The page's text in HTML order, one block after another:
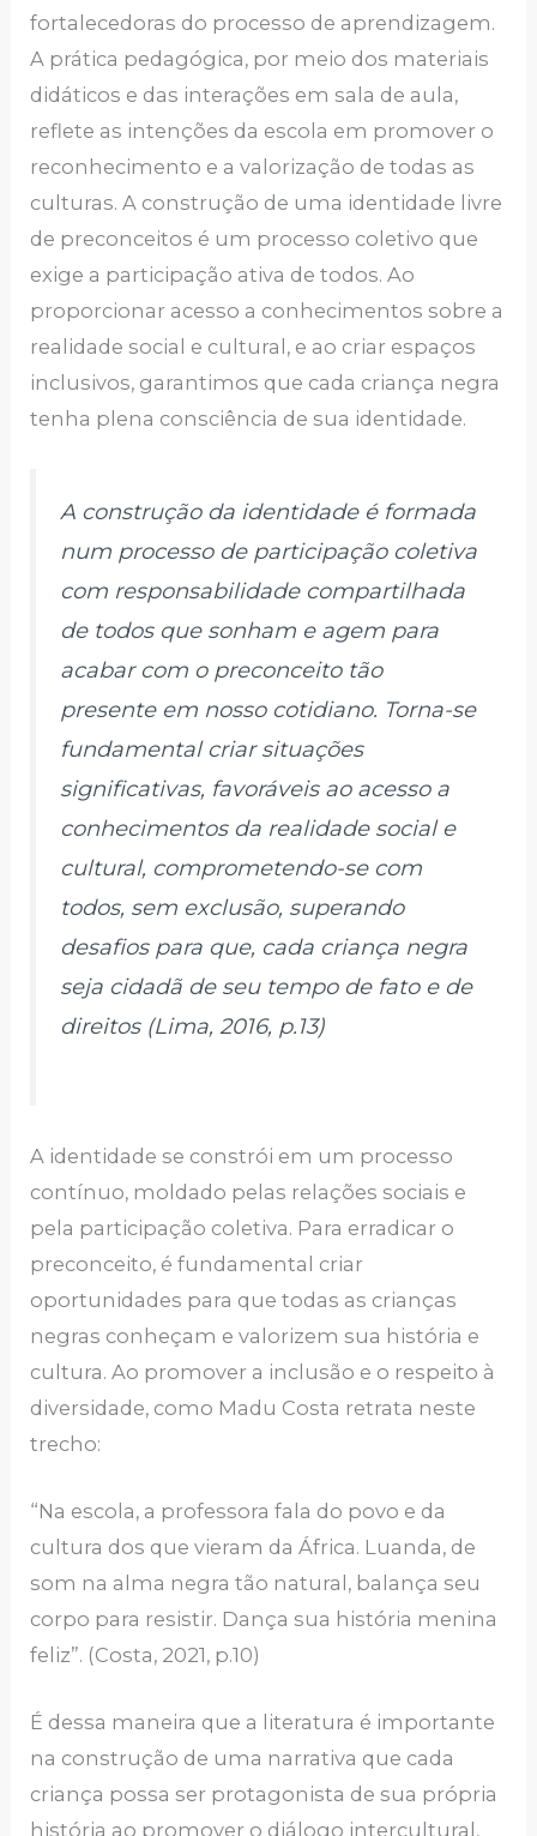
fortalecedoras do processo de aprendizagem.
A prática pedagógica, por meio dos materiais
didáticos e das interações em sala de aula,
reflete as intenções da escola em promover o
reconhecimento e a valorização de todas as
culturas. A construção de uma identidade livre
de preconceitos é um processo coletivo que
exige a participação ativa de todos. Ao
proporcionar acesso a conhecimentos sobre a
realidade social e cultural, e ao criar espaços
inclusivos, garantimos que cada criança negra
tenha plena consciência de sua identidade.
A construção da identidade é formada
num processo de participação coletiva
com responsabilidade compartilhada
de todos que sonham e agem para
acabar com o preconceito tão
presente em nosso cotidiano. Torna-se
fundamental criar situações
significativas, favoráveis ao acesso a
conhecimentos da realidade social e
cultural, comprometendo-se com
todos, sem exclusão, superando
desafios para que, cada criança negra
seja cidadã de seu tempo de fato e de
direitos (Lima, 2016, p.13)
A identidade se constrói em um processo
contínuo, moldado pelas relações sociais e
pela participação coletiva. Para erradicar o
preconceito, é fundamental criar
oportunidades para que todas as crianças
negras conheçam e valorizem sua história e
cultura. Ao promover a inclusão e o respeito à
diversidade, como Madu Costa retrata neste
trecho:
“Na escola, a professora fala do povo e da
cultura dos que vieram da África. Luanda, de
som na alma negra tão natural, balança seu
corpo para resistir. Dança sua história menina
feliz”. (Costa, 2021, p.10)
É dessa maneira que a literatura é importante
na construção de uma narrativa que cada
criança possa ser protagonista de sua própria
história ao promover o diálogo intercultural,